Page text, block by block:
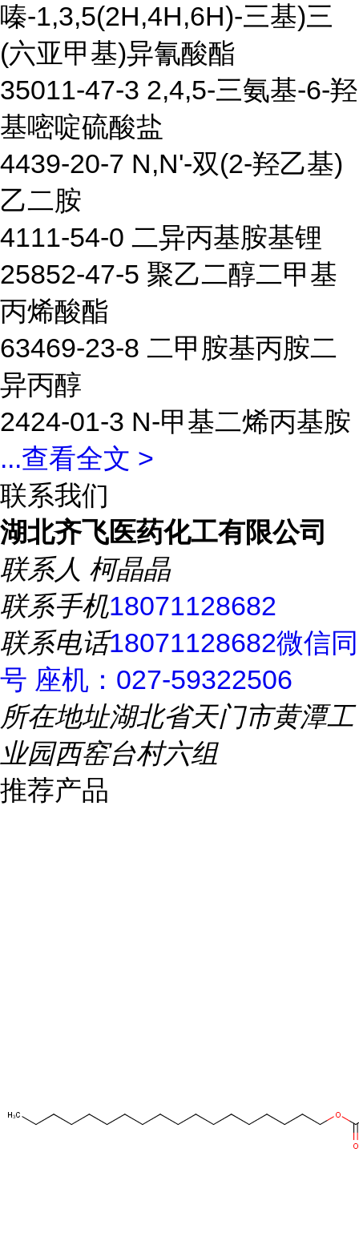
嗪-1,3,5(2H,4H,6H)-三基)三
(六亚甲基)异氰酸酯
35011-47-3 2,4,5-三氨基-6-羟
基嘧啶硫酸盐
4439-20-7 N,N'-双(2-羟乙基)
乙二胺
4111-54-0 二异丙基胺基锂
25852-47-5 聚乙二醇二甲基
丙烯酸酯
63469-23-8 二甲胺基丙胺二
异丙醇
2424-01-3 N-甲基二烯丙基胺
...查看全文 >
联系我们
湖北齐飞医药化工有限公司
联系人 柯晶晶
联系手机18071128682
联系电话18071128682微信同
号 座机：027-59322506
所在地址湖北省天门市黄潭工
业园西窑台村六组
推荐产品